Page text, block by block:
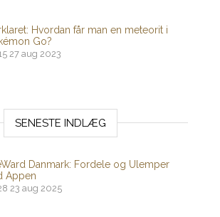
Hvordan får man en meteorit i
Go?
27 aug 2023
SENESTE INDLÆG
Danmark: Fordele og Ulemper
Appen
23 aug 2025